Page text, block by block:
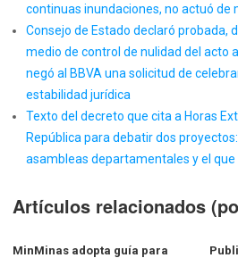
continuas inundaciones, no actuó de
Consejo de Estado declaró probada,
medio de control de nulidad del acto
negó al BBVA una solicitud de
estabilidad jurídica
Texto del decreto que cita a Horas
República para debatir dos
asambleas departamentales y el que
Artículos relacionados
MinMinas adopta guía para